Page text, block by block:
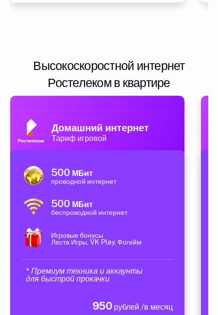
Высокоскоростной интернет
Ростелеком в квартире
Домашний интернет
Тариф игровой
500 МБит
проводной интернет
500 МБит
беспроводной интернет
Игровые бонусы
Леста Игры, VK Play, Фогейм
* Премиум техника и аккаунты
для быстрой прокачки
950 рублей /в месяц